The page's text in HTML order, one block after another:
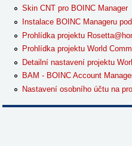
Skin CNT pro BOINC Manager
Instalace BOINC Manageru
Prohlídka projektu
Prohlídka projektu World
Detailní nastavení projektu
BAM - BOINC Account
Nastavení osobního účtu na